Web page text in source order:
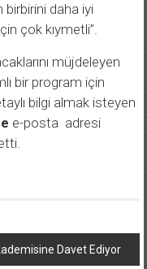
birbirini daha iyi
çok kıymetli”.
müjdeleyen
bir program için
bilgi almak isteyen
e-posta adresi
Davet Ediyor